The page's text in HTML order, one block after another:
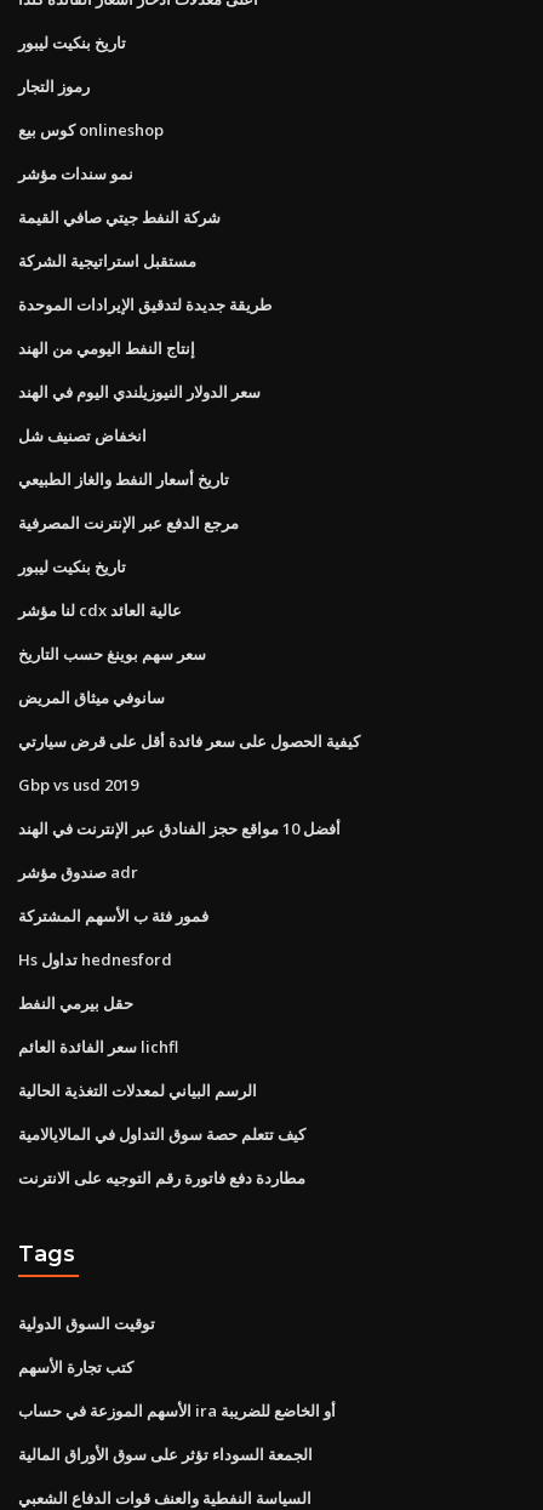
تاريخ بنكيت ليبور
رموز التجار
كوس بيع onlineshop
نمو سندات مؤشر
شركة النفط جيتي صافي القيمة
مستقبل استراتيجية الشركة
طريقة جديدة لتدقيق الإيرادات الموحدة
إنتاج النفط اليومي من الهند
سعر الدولار النيوزيلندي اليوم في الهند
انخفاض تصنيف شل
تاريخ أسعار النفط والغاز الطبيعي
مرجع الدفع عبر الإنترنت المصرفية
تاريخ بنكيت ليبور
لنا مؤشر cdx عالية العائد
سعر سهم بوينغ حسب التاريخ
سانوفي ميثاق المريض
كيفية الحصول على سعر فائدة أقل على قرض سيارتي
Gbp vs usd 2019
أفضل 10 مواقع حجز الفنادق عبر الإنترنت في الهند
صندوق مؤشر adr
فمور فئة ب الأسهم المشتركة
Hs تداول hednesford
حقل بيرمي النفط
سعر الفائدة العائم lichfl
الرسم البياني لمعدلات التغذية الحالية
كيف تتعلم حصة سوق التداول في المالايالامية
مطاردة دفع فاتورة رقم التوجيه على الانترنت
Tags
توقيت السوق الدولية
كتب تجارة الأسهم
الأسهم الموزعة في حساب ira أو الخاضع للضريبة
الجمعة السوداء تؤثر على سوق الأوراق المالية
السياسة النفطية والعنف قوات الدفاع الشعبي